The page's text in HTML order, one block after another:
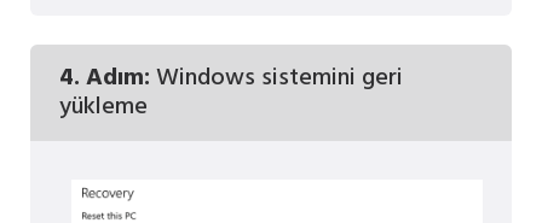
4. Adım:Windows sistemini geri
yükleme